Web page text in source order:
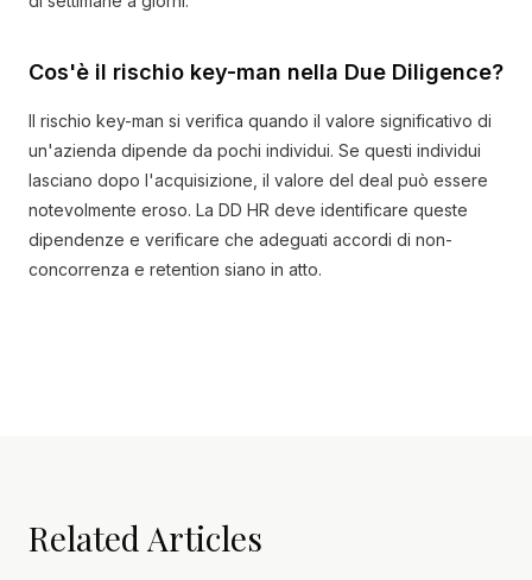
Cos'è il rischio key-man nella Due Diligence?
Il rischio key-man si verifica quando il valore significativo di
un'azienda dipende da pochi individui. Se questi individui
lasciano dopo l'acquisizione, il valore del deal può essere
notevolmente eroso. La DD HR deve identificare queste
dipendenze e verificare che adeguati accordi di non-
concorrenza e retention siano in atto.
Related Articles